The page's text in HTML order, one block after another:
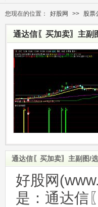
您现在的位置： 好股网 >> 股票
通达信〖买加卖〗主副
通达信〖买加卖〗主副图/
好股网
是：通达信